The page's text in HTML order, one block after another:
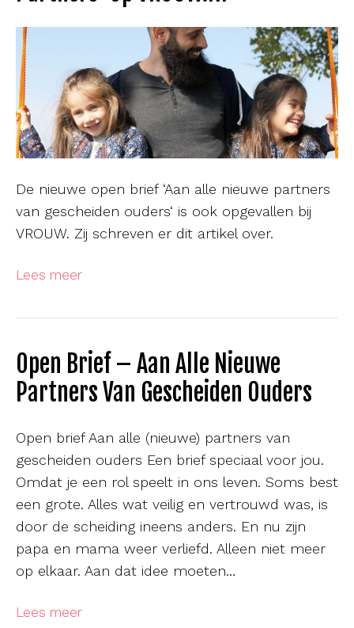
De nieuwe open brief ‘Aan alle nieuwe partners
van gescheiden ouders‘ is ook opgevallen bij
VROUW. Zij schreven er dit artikel over.
Lees meer
Open Brief – Aan Alle Nieuwe
Partners Van Gescheiden Ouders
Open brief Aan alle (nieuwe) partners van
gescheiden ouders Een brief speciaal voor jou.
Omdat je een rol speelt in ons leven. Soms best
een grote. Alles wat veilig en vertrouwd was, is
door de scheiding ineens anders. En nu zijn
papa en mama weer verliefd. Alleen niet meer
op elkaar. Aan dat idee moeten…
Lees meer